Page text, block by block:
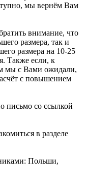
мы вернём Вам
внимание, что
размера, так и
размера на 10-25
Также если, к
мы с Вами ожидали,
с повышением
письмо со ссылкой
в разделе
Польши,